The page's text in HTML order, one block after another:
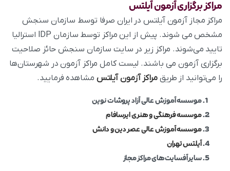
مراکز برگزاری آزمون آیلتس
مراکز مجاز آزمون آیلتس در ایران صرفا توسط سازمان سنجش
مشخص می‌ شوند. پیش از این مراکز توسط سازمان IDP استرالیا
تایید می‌شوند. مراکز زیر در سایت سازمان سنجش حائز صلاحیت
برگزاری آزمون می‌ باشند. لیست کامل مراکز آزمون در شهرستان‌ها
را می‌توانید از طریقمراکز آزمون آیلتس مشاهده فرمایید.
موسسه آموزش عالی آزاد پروشات نوین
موسسه فرهنگی و هنری ایرسافام
موسسه آموزش عالی عصر دین و دانش
آیلتس تهران
سایر آفسایت‌های مراکز مجاز